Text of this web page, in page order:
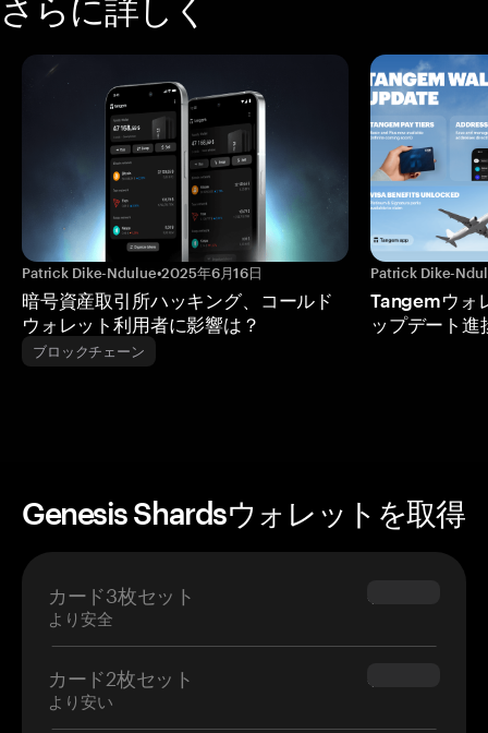
さらに詳しく
Patrick Dike-Ndulue•2025年6月16日
暗号資産取引所ハッキング、コールド
ウォレット利用者に影響は？
ブロックチェーン
Patrick Dike-
Tangemウォ
ップデート進
Genesis Shardsウォレットを取得
カード3枚セット
より安全
$69.90
カード2枚セット
より安い
$54.90